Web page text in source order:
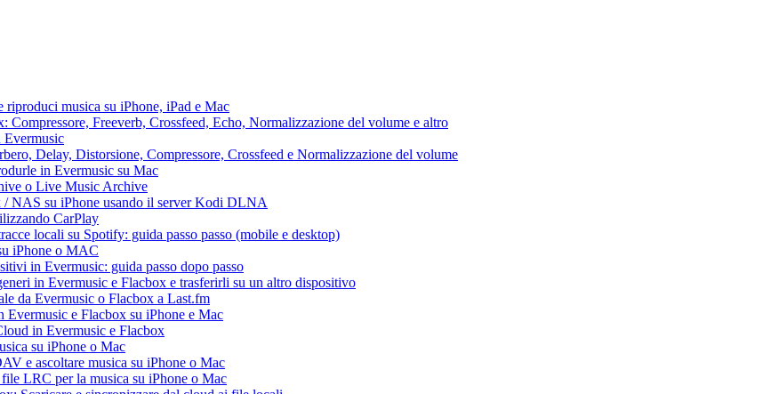
riproduci musica su iPhone, iPad e Mac
Freeverb, Crossfeed, Echo, Normalizzazione del volume e altro
Evermusic
Delay, Distorsione, Compressore, Crossfeed e Normalizzazione del volume
in Evermusic su Mac
o Live Music Archive
NAS su iPhone usando il server Kodi DLNA
CarPlay
locali su Spotify: guida passo passo (mobile e desktop)
iPhone o MAC
in Evermusic: guida passo dopo passo
in Evermusic e Flacbox e trasferirli su un altro dispositivo
da Evermusic o Flacbox a Last.fm
e Flacbox su iPhone e Mac
in Evermusic e Flacbox
su iPhone o Mac
e ascoltare musica su iPhone o Mac
LRC per la musica su iPhone o Mac